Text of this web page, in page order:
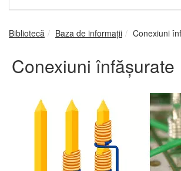
Bibliotecă Baza de informații Conexiuni
Conexiuni înfăşurate